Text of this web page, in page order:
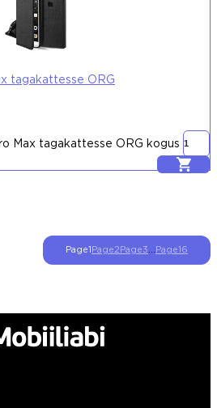
tagakattesse ORG
Max tagakattesse ORG kogus
Lisa korvi
Page Page 2 Page 3 Page 16